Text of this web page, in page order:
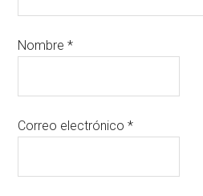
Nombre*
Correo electrónico*